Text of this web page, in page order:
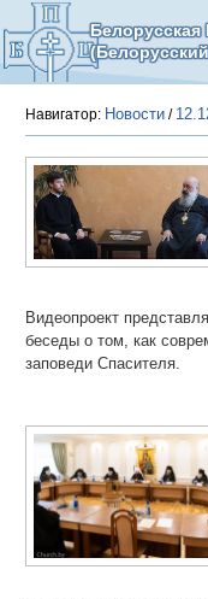
Навигатор: Новости /
Видеопроект
беседы о том, как
заповеди Спасителя.